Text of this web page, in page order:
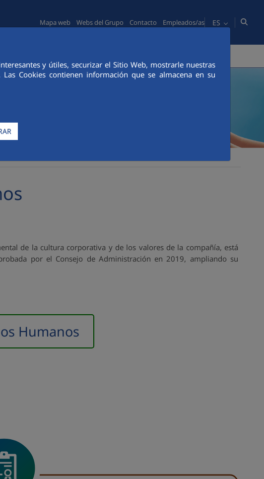
y útiles, securizar el Sitio Web, mostrarle nuestras
Cookies contienen información que se almacena en su
Mapa web Webs del Grupo Contacto Empleados/as ES
de la cultura corporativa y de los valores de la compañía, está
por el Consejo de Administración en 2019, ampliando su
Humanos